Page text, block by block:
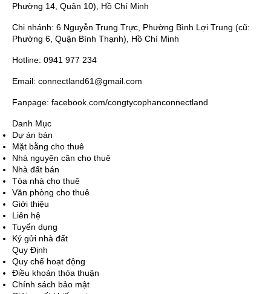
Phường 14, Quận 10), Hồ Chí Minh
Chi nhánh: 6 Nguyễn Trung Trực, Phường Bình Lợi Trung (cũ:
Phường 6, Quận Bình Thạnh), Hồ Chí Minh
Hotline: 0941 977 234
Email: connectland61@gmail.com
Fanpage: facebook.com/congtycophanconnectland
Danh Mục
Dự án bán
Mặt bằng cho thuê
Nhà nguyên căn cho thuê
Nhà đất bán
Tòa nhà cho thuê
Văn phòng cho thuê
Giới thiệu
Liên hệ
Tuyển dụng
Ký gửi nhà đất
Quy Định
Quy chế hoạt động
Điều khoản thỏa thuận
Chính sách bảo mật